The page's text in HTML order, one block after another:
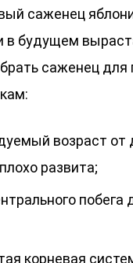
саженец
в будущем
саженец
возраст от
развита;
побега
корневая